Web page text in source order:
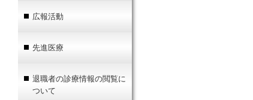
広報活動
先進医療
退職者の診療情報の閲覧に
ついて